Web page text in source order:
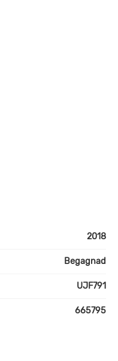
2018
Begagnad
UJF791
665795